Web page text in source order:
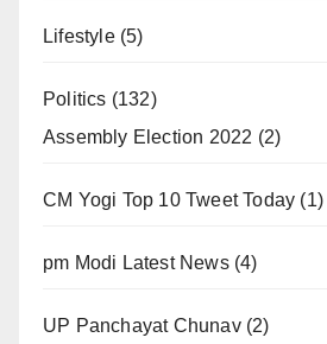
Lifestyle(5)
Politics (132)
Assembly Election 2022 (2)
CM Yogi Top 10 Tweet Today (1)
pm Modi Latest News(4)
UP Panchayat Chunav(2)